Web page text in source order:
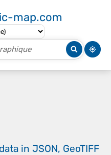
map.com
in JSON, GeoTIFF